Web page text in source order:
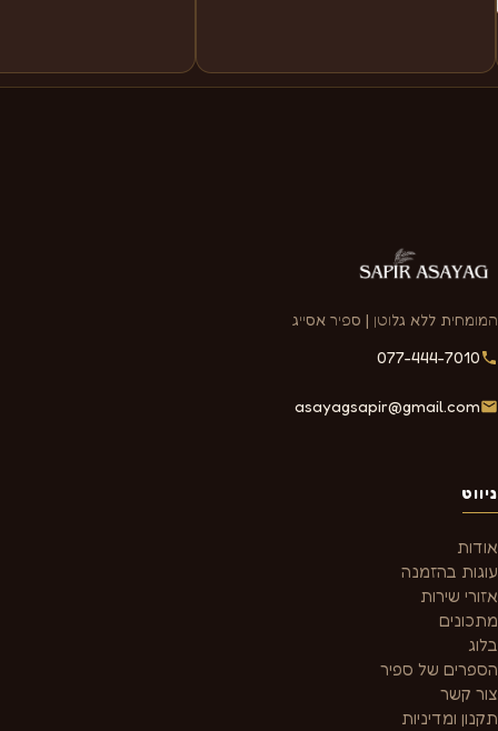
המומחית ללא גלוטן | ספיר אסייג
077-444-7010
asayagsapir@gmail.com
ניווט
אודות
עוגות בהזמנה
אזורי שירות
מתכונים
בלוג
הספרים של ספיר
צור קשר
תקנון ומדיניות